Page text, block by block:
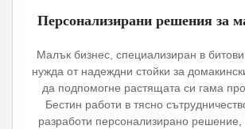
Персонализирани решения за
Малък бизнес, специализиран в
нужда от надеждни стойки за
да подпомогне растящата си гама
Бестин работи в тясно
разработи персонализирано решение,